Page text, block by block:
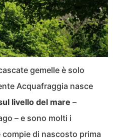
gemelle è solo
Acquafraggia nasce
livello del mare –
– e sono molti i
di nascosto prima